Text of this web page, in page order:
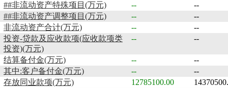
##非流动资产特殊项目(万元)
--
--
##非流动资产调整项目(万元)
--
--
非流动资产合计(万元)
--
--
投资-贷款及应收款项(应收款项类
投资)(万元)
-- --
结算备付金(万元) --
--
其中:客户备付金(万元)
--
--
存放同业款项(万元)
12785100.00